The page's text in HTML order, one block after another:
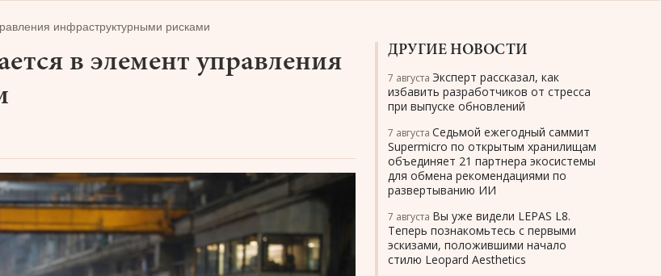
инфраструктурными рисками
в элемент управления
ДРУГИЕ НОВОСТИ
7 августа Эксперт рассказал, как
избавить разработчиков от стресса
при выпуске обновлений
7 августа Седьмой ежегодный саммит
Supermicro по открытым хранилищам
объединяет 21 партнера экосистемы
для обмена рекомендациями по
развертыванию ИИ
7 августа Вы уже видели LEPAS L8.
Теперь познакомьтесь с первыми
эскизами, положившими начало
стилю Leopard Aesthetics